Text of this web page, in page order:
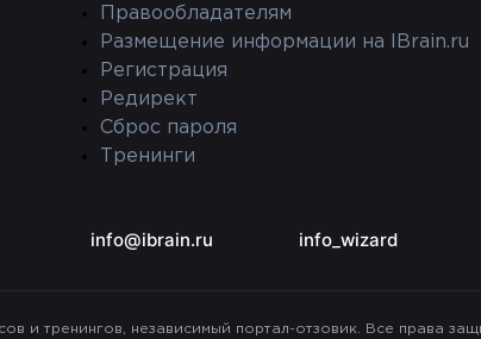
Правообладателям
Размещение информации на IBrain.ru
Регистрация
Редирект
Сброс пароля
Тренинги
info@ibrain.ru info_wizard
и тренингов, независимый портал-отзовик. Все права